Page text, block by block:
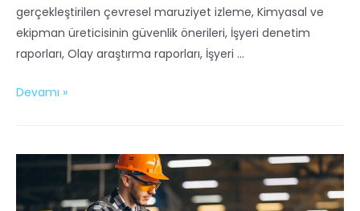
gerçekleştirilen çevresel maruziyet izleme, Kimyasal ve
ekipman üreticisinin güvenlik önerileri, İşyeri denetim
raporları, Olay araştırma raporları, İşyeri …
Devamı »